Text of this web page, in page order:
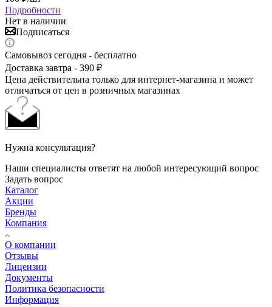
Подробности
Нет в наличии
Подписаться
Самовывоз сегодня - бесплатно
Доставка завтра - 390 ₽
Цена действительна только для интернет-магазина и может
отличаться от цен в розничных магазинах
Нужна консультация?
Наши специалисты ответят на любой интересующий вопрос
Задать вопрос
Каталог
Акции
Бренды
Компания
О компании
Отзывы
Лицензии
Документы
Политика безопасности
Информация